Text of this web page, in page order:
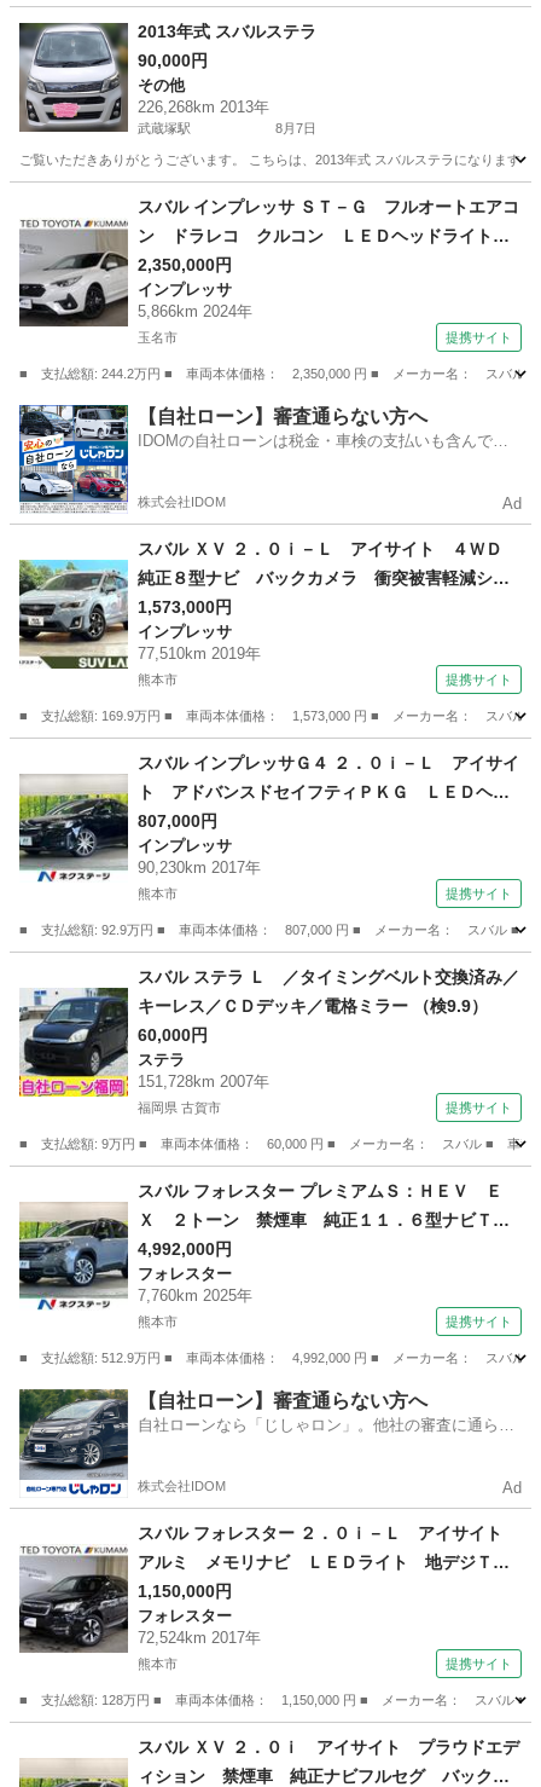
2013年式 スバルステラ
90,000円
その他
226,268km 2013年
武蔵塚駅 8月7日
ご覧いただきありがとうございます。 こちらは、2013年式 スバルステラになります
武蔵塚駅 その他
スバル インプレッサ ＳＴ－Ｇ フルオートエアコ
ン ドラレコ クルコン ＬＥＤヘッドライト
フルセグＴＶ ワンオーナー スマートキー Ｅ
ＴＣ バックカメラ 横滑り防止装置 衝突軽減
システム （検9.11）
2,350,000円
インプレッサ
5,866km 2024年
玉名市 提携サイト
■ 支払総額: 244.2万円 ■ 車両本体価格： 2,350,000 円 ■ メーカー名： スバ
熊本 玉名市 インプレッサ
【自社ローン】審査通らない方へ
IDOMの自社ローンは税金・車検の支払いも含んでい
株式会社IDOM Ad
スバル ＸＶ ２．０ｉ－Ｌ アイサイト ４ＷＤ
純正８型ナビ バックカメラ 衝突被害軽減シス
テム レーダークルーズコントロール 禁煙車
レザーシート クリアランスソナー ＬＥＤヘッ
ドライト ＥＴＣ 純正１７インチアルミ 車線
1,573,000円
インプレッサ
77,510km 2019年
熊本市 提携サイト
■ 支払総額: 169.9万円 ■ 車両本体価格： 1,573,000 円 ■ メーカー名： スバ
インプレッサ
スバル インプレッサＧ４ ２．０ｉ－Ｌ アイサイ
ト アドバンスドセイフティＰＫＧ ＬＥＤヘッ
ド 禁煙車 純正８型ナビＴＶ サイド・バック
カメラ 全車速追従クルーズコントロール リア
ビークルディテクション ハイビームアシスト
807,000円
インプレッサ
90,230km 2017年
熊本市 提携サイト
■ 支払総額: 92.9万円 ■ 車両本体価格： 807,000 円 ■ メーカー名： スバル ■
インプレッサ
スバル ステラ Ｌ ／タイミングベルト交換済み／
キーレス／ＣＤデッキ／電格ミラー （検9.9）
60,000円
ステラ
151,728km 2007年
福岡県 古賀市 提携サイト
■ 支払総額: 9万円 ■ 車両本体価格： 60,000 円 ■ メーカー名： スバル ■ 車種
ステラ
スバル フォレスター プレミアムＳ：ＨＥＶ Ｅ
Ｘ ２トーン 禁煙車 純正１１．６型ナビＴ
Ｖ デジタルマルチビューモニタ スマートリア
ビューミラー リアビークルディテクション ハ
ンズフリー電動バックドア パワーシート ポジ
ションメモリ シートヒーター （検10.11）
4,992,000円
フォレスター
7,760km 2025年
熊本市 提携サイト
■ 支払総額: 512.9万円 ■ 車両本体価格： 4,992,000 円 ■ メーカー名： スバ
熊本 熊本市 フォレスター
【自社ローン】審査通らない方へ
自社ローンなら「じしゃロン」。他社の審査に通らな
株式会社IDOM Ad
スバル フォレスター ２．０ｉ－Ｌ アイサイト
アルミ メモリナビ ＬＥＤライト 地デジＴ
Ｖ ＤＶＤ再生 アイドルストップ ナビ＆Ｔ
Ｖ 後カメラ サイドエアバック ＡＡＣ パワ
ーウィンドウ ＡＷＤ キーレス イモビ パワ
ステ 横滑防止 Ｗエアバッグ （車検整備付）
1,150,000円
フォレスター
72,524km 2017年
熊本市 提携サイト
■ 支払総額: 128万円 ■ 車両本体価格： 1,150,000 円 ■ メーカー名： スバル
フォレスター
スバル ＸＶ ２．０ｉ アイサイト プラウドエデ
ィション 禁煙車 純正ナビフルセグ バックカ